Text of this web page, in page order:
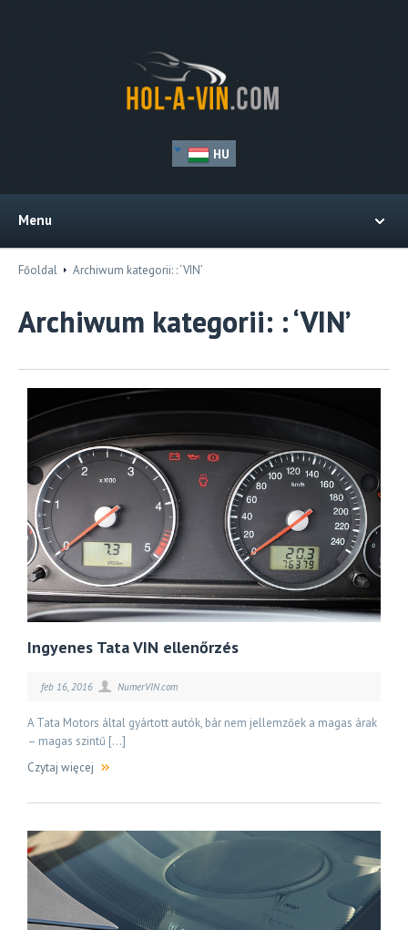
HU
Menu
Főoldal Archiwum kategorii: : ‘VIN’
Archiwum kategorii: : ‘VIN’
Ingyenes Tata VIN ellenőrzés
feb 16, 2016 NumerVIN.com
A Tata Motors által gyártott autók, bár nem jellemzőek a magas árak
– magas szintű […]
Czytaj więcej